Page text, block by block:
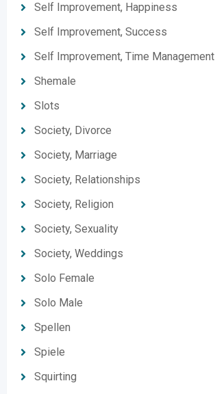
Self Improvement, Happiness
Self Improvement, Success
Self Improvement, Time Management
Shemale
Slots
Society, Divorce
Society, Marriage
Society, Relationships
Society, Religion
Society, Sexuality
Society, Weddings
Solo Female
Solo Male
Spellen
Spiele
Squirting